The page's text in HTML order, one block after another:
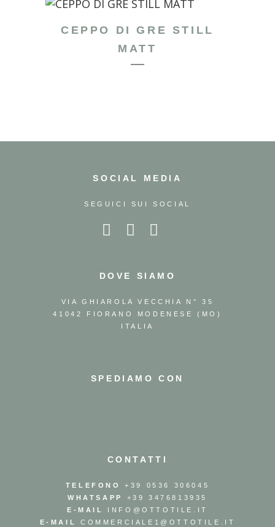
CEPPO DI GRE STILL
MATT
SOCIAL MEDIA
SEGUICI SUI SOCIAL
DOVE SIAMO
VIA GHIAROLA VECCHIA N° 35
41042 FIORANO MODENESE (MO)
ITALIA
SPEDIAMO CON
CONTATTI
TELEFONO
+39 0536 306045
WHATSAPP
+39 3476813935
E-MAIL
INFO@OTTOTILE.IT
E-MAIL
COMMERCIALE1@OTTOTILE.IT